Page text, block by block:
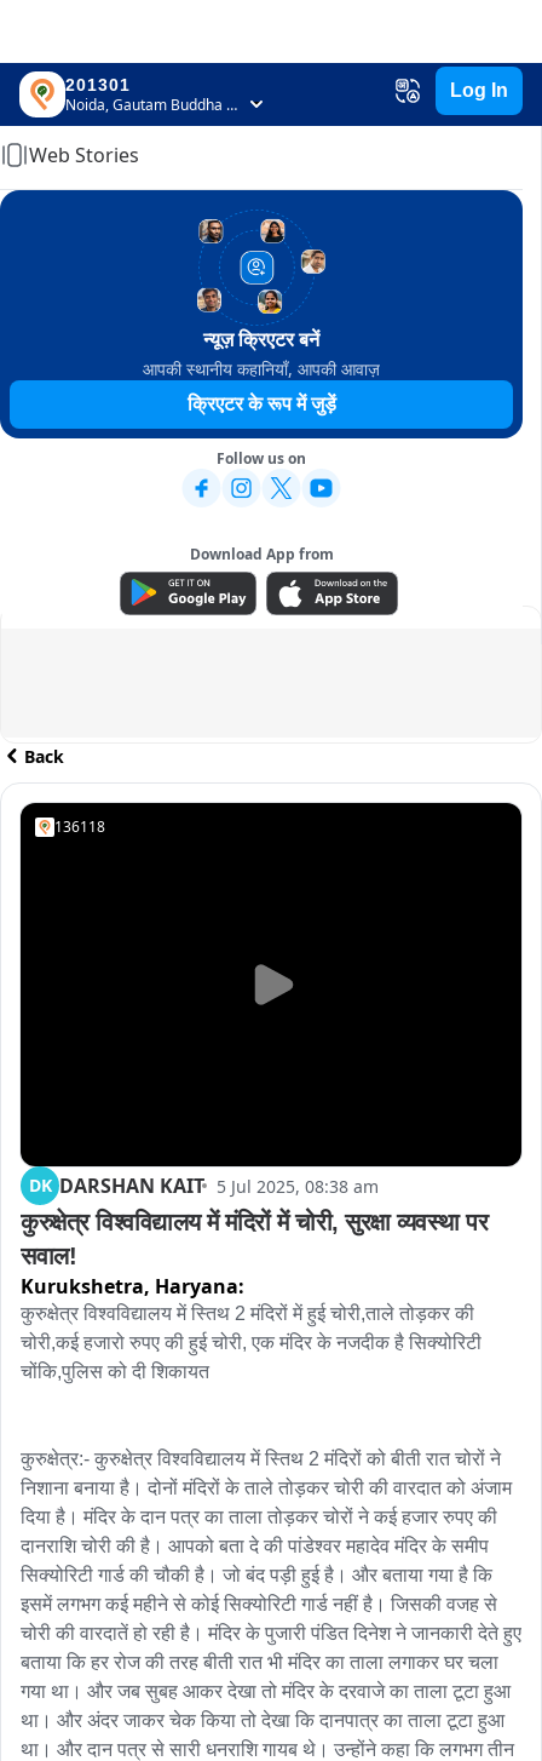
201301
Noida, Gautam Buddha Nagar, Uttar Pradesh
Log In
Home
Web Stories
न्यूज़ क्रिएटर बनें
आपकी स्थानीय कहानियाँ, आपकी आवाज़
क्रिएटर के रूप में जुड़ें
Follow us on
Download App from
ADVERTISEMENT
Back
136118
DK DARSHAN KAIT 5 Jul 2025, 08:38 am
कुरुक्षेत्र विश्वविद्यालय में मंदिरों में चोरी, सुरक्षा व्यवस्था पर
सवाल!
Kurukshetra, Haryana:
कुरुक्षेत्र विश्वविद्यालय में स्तिथ 2 मंदिरों में हुई चोरी,ताले तोड़कर की
चोरी,कई हजारो रुपए की हुई चोरी, एक मंदिर के नजदीक है सिक्योरिटी
चोंकि,पुलिस को दी शिकायत
कुरुक्षेत्र:- कुरुक्षेत्र विश्वविद्यालय में स्तिथ 2 मंदिरों को बीती रात चोरों ने
निशाना बनाया है। दोनों मंदिरों के ताले तोड़कर चोरी की वारदात को अंजाम
दिया है। मंदिर के दान पत्र का ताला तोड़कर चोरों ने कई हजार रुपए की
दानराशि चोरी की है। आपको बता दे की पांडेश्वर महादेव मंदिर के समीप
सिक्योरिटी गार्ड की चौकी है। जो बंद पड़ी हुई है। और बताया गया है कि
इसमें लगभग कई महीने से कोई सिक्योरिटी गार्ड नहीं है। जिसकी वजह से
चोरी की वारदातें हो रही है। मंदिर के पुजारी पंडित दिनेश ने जानकारी देते हुए
बताया कि हर रोज की तरह बीती रात भी मंदिर का ताला लगाकर घर चला
गया था। और जब सुबह आकर देखा तो मंदिर के दरवाजे का ताला टूटा हुआ
था। और अंदर जाकर चेक किया तो देखा कि दानपात्र का ताला टूटा हुआ
था। और दान पत्र से सारी धनराशि गायब थे। उन्होंने कहा कि लगभग तीन